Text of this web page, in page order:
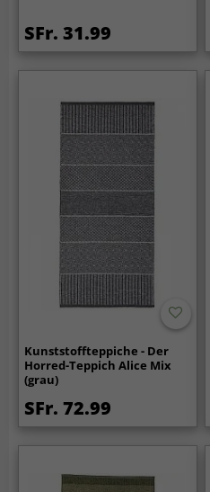
SFr. 31.99
Kunststoffteppiche - Der
Horred-Teppich Alice Mix
(grau)
SFr. 72.99